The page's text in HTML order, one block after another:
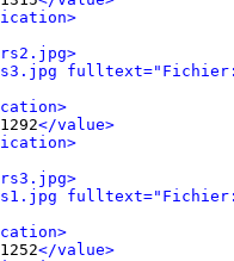
</value>
</value>